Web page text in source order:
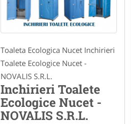
Toaleta Ecologica Nucet Inchirieri
Toalete Ecologice Nucet -
NOVALIS S.R.L.
Inchirieri Toalete
Ecologice Nucet -
NOVALIS S.R.L.